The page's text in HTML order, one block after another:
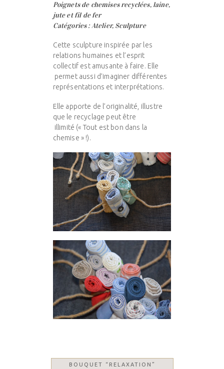
Poignets de chemises recyclées, laine,
jute et fil de fer
Catégories : Atelier, Sculpture
Cette sculpture inspirée par les
relations humaines et l’esprit
collectif est amusante à faire. Elle
permet aussi d’imaginer différentes
représentations et interprétations.
Elle apporte de l’originalité, illustre
que le recyclage peut être
illimité (« Tout est bon dans la
chemise » !).
BOUQUET “RELAXATION”